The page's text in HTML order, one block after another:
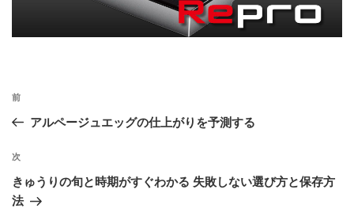
投
ビ
ゲ
ー
前
の
稿
前
アルページュエッグの仕上がりを予測する
次
の
投
次
きゅうりの旬と時期がすぐわかる 失敗しない選び方と保存方
法